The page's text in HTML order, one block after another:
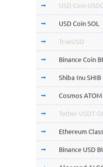
USD Coin
USD Coin SOL
TrueUSD
Binance Coin
Shiba Inu SHIB
Cosmos ATOM
Tether USDT
Ethereum
Binance USD